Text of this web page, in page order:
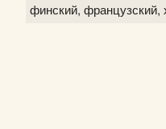
финский, французский,